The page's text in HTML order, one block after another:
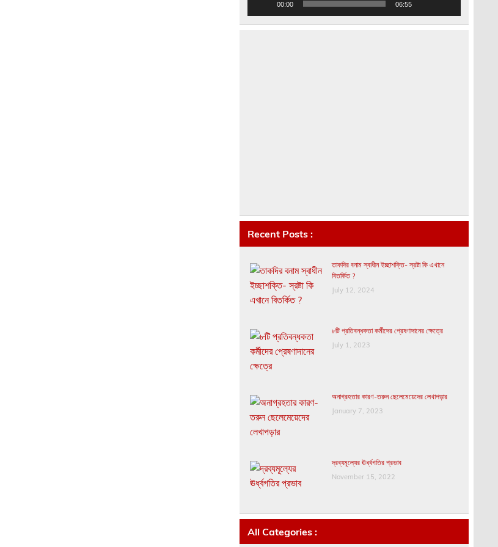
00:00 06:55
Recent Posts :
তাকদির বনাম স্বাধীন ইচ্ছাশক্তি- স্রষ্টা কি এখানে
বিতর্কিত ?
July 12, 2024
৮টি প্রতিবন্ধকতা কর্মীদের প্রেষণাদানের ক্ষেত্রে
July 1, 2023
অনাগ্রহতার কারণ-তরুন ছেলেমেয়েদের লেখাপড়ার
January 7, 2023
দ্রব্যমূল্যের ঊর্ধ্বগতির প্রভাব
November 15, 2022
All Categories :